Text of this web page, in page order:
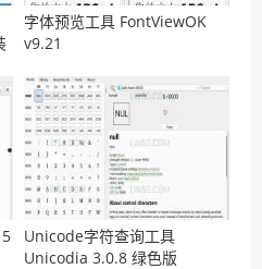
字体预览工具 FontViewOK
v9.21
Unicode字符查询工具
Unicodia 3.0.8 绿色版